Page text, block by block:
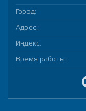
Город:
Адрес:
Индекс:
Время работы: